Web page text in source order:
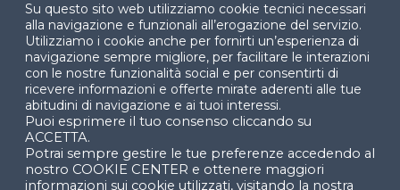
© 2024 Copyright © Politecnico di Milano Dipartimento
di Ingegneria Gestionale
Su questo sito web utilizziamo cookie tecnici necessari
alla navigazione e funzionali all’erogazione del servizio.
Utilizziamo i cookie anche per fornirti un’esperienza di
navigazione sempre migliore, per facilitare le interazioni
con le nostre funzionalità social e per consentirti di
ricevere informazioni e offerte mirate aderenti alle tue
abitudini di navigazione e ai tuoi interessi.
Puoi esprimere il tuo consenso cliccando su
ACCETTA.
Potrai sempre gestire le tue preferenze accedendo al
nostro COOKIE CENTER e ottenere maggiori
informazioni sui cookie utilizzati, visitando la nostra